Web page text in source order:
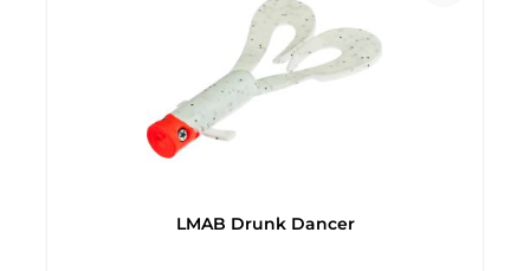
LMAB Drunk Dancer